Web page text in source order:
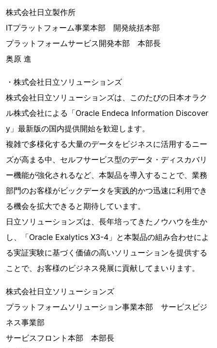
株式会社日立製作所
ITプラットフォーム事業本部 開発統括本部
プラットフォームサービス開発本部 本部長
奥原 進
・株式会社日立ソリューションズ
株式会社日立ソリューションズは、このたびの日本オラク
ル株式会社による「Oracle Endeca Information Discover
y」最新版の国内提供開始を歓迎します。
複雑で多様化する大量のデータをビジネスに活用するニー
ズが高まる中、セルフサービス型のデータ・ディスカバリ
ー機能が強化されるなど、本製品を導入することで、業務
部門のお客様がビックデータを実践的かつ迅速に利用でき
る機会を拡大できると期待しています。
日立ソリューションズは、長年培ってきたノウハウを生か
し、「Oracle Exalytics X3-4」と本製品の組み合わせによ
る実証実験に基づく価値の高いソリューションを提供する
ことで、お客様のビジネス発展に貢献してまいります。
株式会社日立ソリューションズ
プラットフォームソリューション事業本部 サービスビジ
ネス事業部
サービスフロント本部 本部長